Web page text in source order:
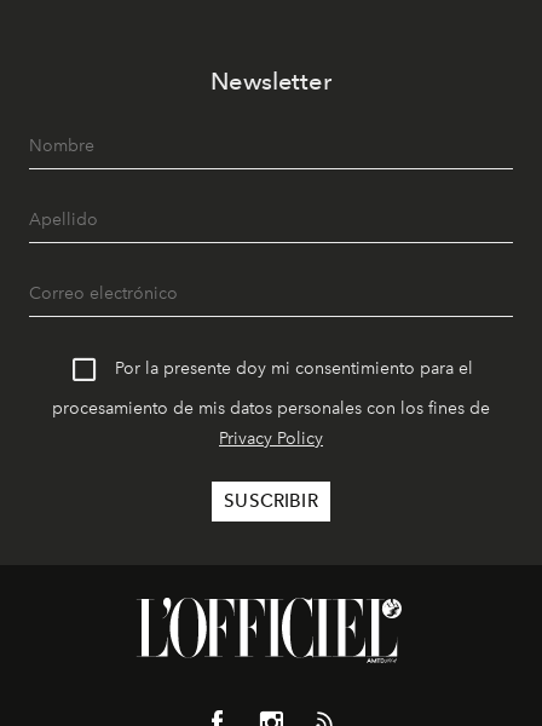
Newsletter
Por la presente doy mi consentimiento para el
procesamiento de mis datos personales con los fines de
Privacy Policy